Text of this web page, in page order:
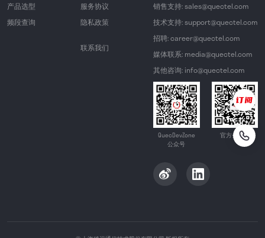
产品选型
频段查询
服务协议
隐私政策
联系我们
销售支持: sales@quectel.com
技术支持: support@quectel.com
招聘: career@quectel.com
媒体联系: media@quectel.com
其他咨询: info@quectel.com
QuecDevZone
公众号
官方公众号